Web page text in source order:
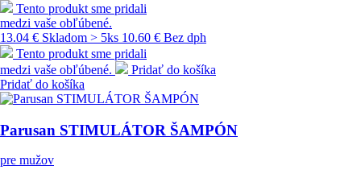
Tento produkt sme pridali
medzi vaše obľúbené.
13.04 € Skladom > 5ks 10.60 € Bez dph
Tento produkt sme pridali
medzi vaše obľúbené.
Pridať do košíka
Pridať do košíka
Parusan STIMULÁTOR ŠAMPÓN
pre mužov